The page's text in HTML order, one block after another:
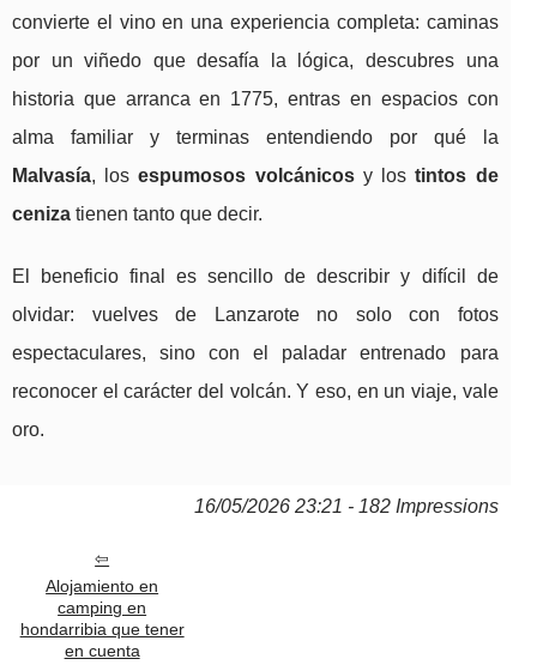
convierte el vino en una experiencia completa: caminas
por un viñedo que desafía la lógica, descubres una
historia que arranca en 1775, entras en espacios con
alma familiar y terminas entendiendo por qué la
Malvasía, losespumosos volcánicosy lostintos de
ceniza tienen tanto que decir.
El beneficio final es sencillo de describir y difícil de
olvidar: vuelves de Lanzarote no solo con fotos
espectaculares, sino con el paladar entrenado para
reconocer el carácter del volcán. Y eso, en un viaje, vale
oro.
16/05/2026 23:21 - 182 Impressions
Alojamiento en
camping en
hondarribia que tener
en cuenta